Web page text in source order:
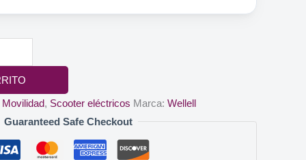
Movilidad, Scooter eléctricos Marca: Wellell
Guaranteed Safe Checkout